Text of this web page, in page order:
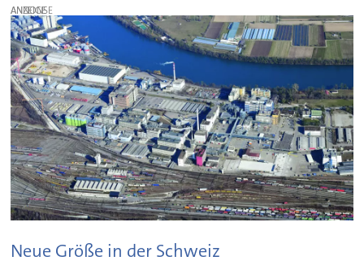
ANZEIGE
Neue Größe in der Schweiz